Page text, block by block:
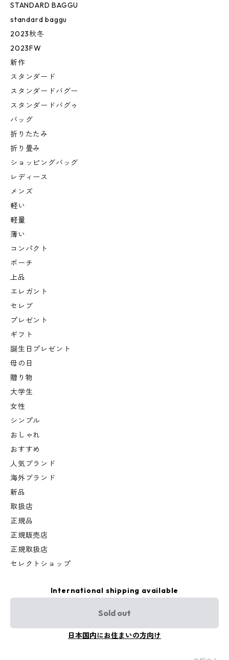
STANDARD BAGGU
standard baggu
2023秋冬
2023FW
新作
スタンダード
スタンダードバグー
スタンダードバグゥ
バッグ
折りたたみ
折り畳み
ショッピングバッグ
レディース
メンズ
軽い
軽量
薄い
コンパクト
ポーチ
上品
エレガント
セレブ
プレゼント
ギフト
誕生日プレゼント
母の日
贈り物
大学生
女性
シンプル
おしゃれ
おすすめ
人気ブランド
海外ブランド
新品
取扱店
正規品
正規販売店
正規取扱店
セレクトショップ
International shipping available
Sold out
日本国内にお住まいの方向け